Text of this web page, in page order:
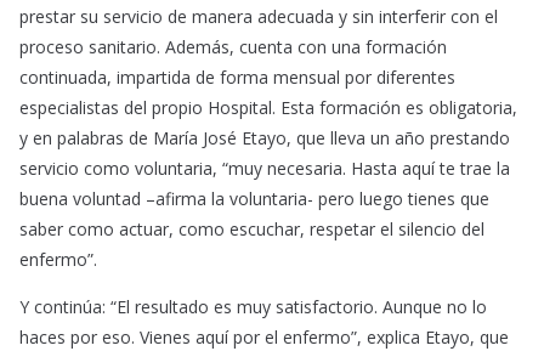
prestar su servicio de manera adecuada y sin interferir con el
proceso sanitario. Además, cuenta con una formación
continuada, impartida de forma mensual por diferentes
especialistas del propio Hospital. Esta formación es obligatoria,
y en palabras de María José Etayo, que lleva un año prestando
servicio como voluntaria, “muy necesaria. Hasta aquí te trae la
buena voluntad –afirma la voluntaria- pero luego tienes que
saber como actuar, como escuchar, respetar el silencio del
enfermo”.
Y continúa: “El resultado es muy satisfactorio. Aunque no lo
haces por eso. Vienes aquí por el enfermo”, explica Etayo, que